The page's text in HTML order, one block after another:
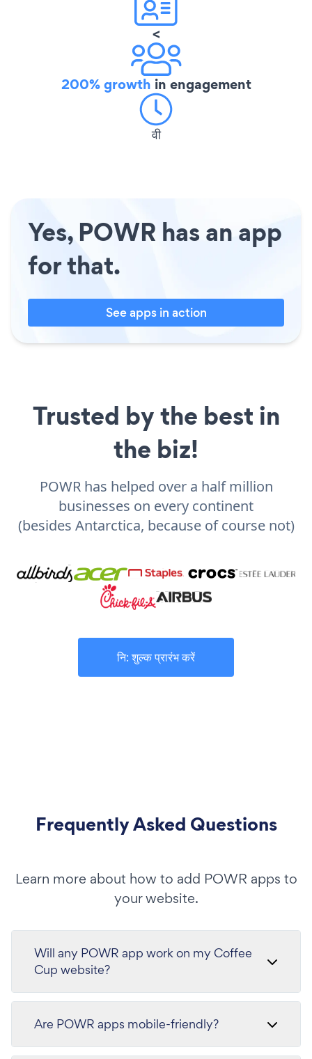
<
200% growth in engagement
वी
Yes, POWR has an app
for that.
See apps in action
Trusted by the best in
the biz!
POWR has helped over a half million
businesses on every continent
(besides Antarctica, because of course not)
नि: शुल्क प्रारंभ करें
Frequently Asked Questions
Learn more about how to add POWR apps to
your website.
Will any POWR app work on my Coffee
Cup website?
Are POWR apps mobile-friendly?